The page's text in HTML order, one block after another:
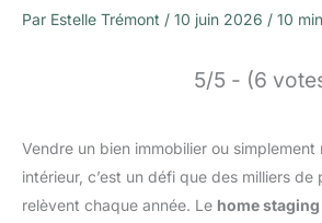
Par Estelle Trémont / 10 juin 2026 / 10
5/5 - (6
Vendre un bien immobilier ou simplement
intérieur, c’est un défi que des milliers de
relèvent chaque année. Le home staging